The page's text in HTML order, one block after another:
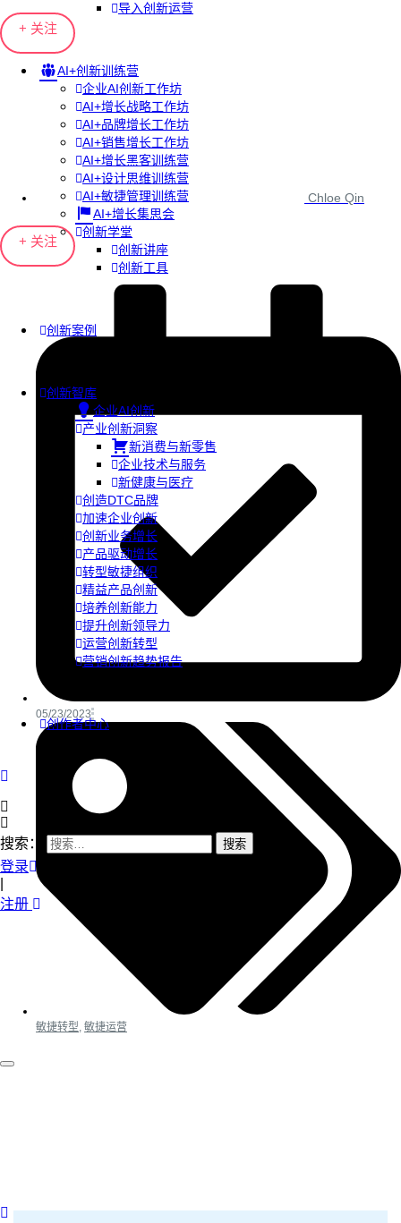
导入创新运营
AI+创新训练营
企业AI创新工作坊
AI+增长战略工作坊
AI+品牌增长工作坊
AI+销售增长工作坊
AI+增长黑客训练营
AI+设计思维训练营
AI+敏捷管理训练营
AI+增长集思会
创新学堂
创新讲座
创新工具
创新案例
创新智库
企业AI创新
产业创新洞察
新消费与新零售
企业技术与服务
新健康与医疗
创造DTC品牌
加速企业创新
创新业务增长
产品驱动增长
转型敏捷组织
精益产品创新
培养创新能力
提升创新领导力
运营创新转型
营销创新趋势报告
创作者中心
搜索：
登录
注册
+ 关注
Chloe Qin
+ 关注
05/23/2023
敏捷转型 敏捷运营